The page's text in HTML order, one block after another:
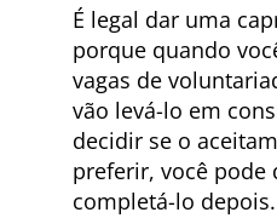
É legal dar uma
porque quando
vagas de
vão levá-lo em
decidir se o
preferir, você pode
completá-lo depois.